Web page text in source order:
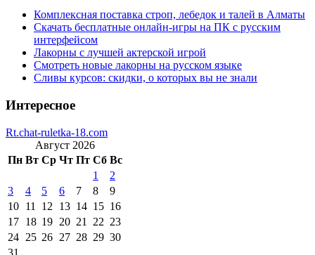
Комплексная поставка строп, лебедок и талей в Алматы
Скачать бесплатные онлайн-игры на ПК с русским
интерфейсом
Лакорны с лучшей актерской игрой
Смотреть новые лакорны на русском языке
Сливы курсов: скидки, о которых вы не знали
Интересное
Rt.chat-ruletka-18.com
Август 2026
Пн Вт Ср Чт Пт Сб Вс
1
2
3
4 5 6 7 8
9
10 11 12 13 14 15 16
17 18 19 20 21 22 23
24 25 26 27 28 29 30
31